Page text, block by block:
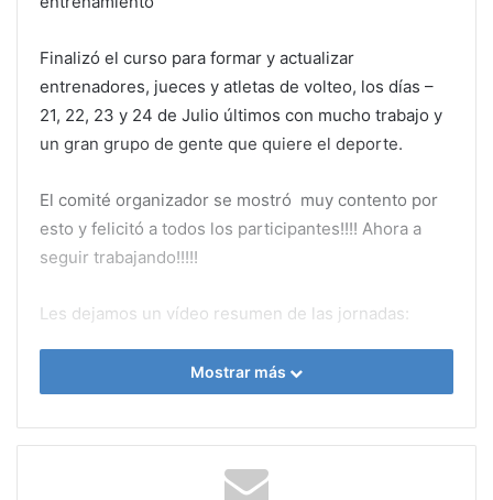
Finalizó el curso para formar y actualizar
entrenadores, jueces y atletas de volteo, los días –
21, 22, 23 y 24 de Julio últimos con mucho trabajo y
un gran grupo de gente que quiere el deporte.
El comité organizador se mostró muy contento por
esto y felicitó a todos los participantes!!!! Ahora a
seguir trabajando!!!!!
Les dejamos un vídeo resumen de las jornadas:
Mostrar más